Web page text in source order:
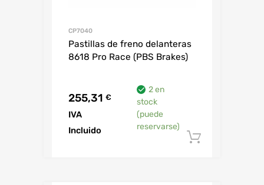
CP7040
Pastillas de freno delanteras
8618 Pro Race (PBS Brakes)
255,31 €
IVA
Incluido
2 en
stock
(puede
reservarse)